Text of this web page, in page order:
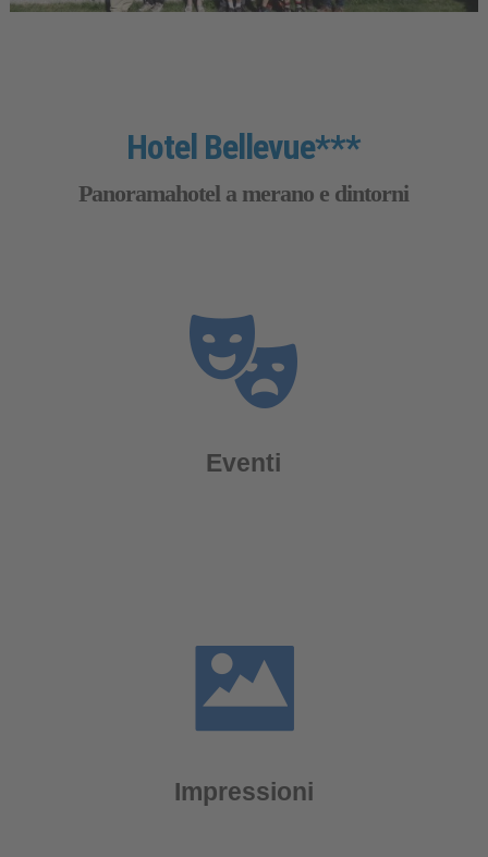
Hotel Bellevue***
Panoramahotel a merano e dintorni
Eventi
Impressioni